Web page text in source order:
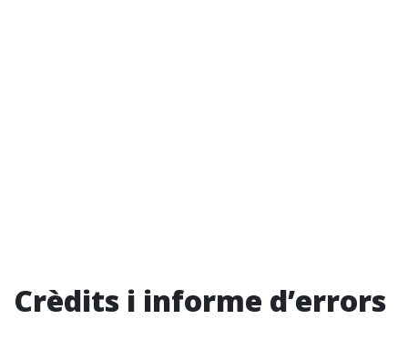
Crèdits i informe d’errors